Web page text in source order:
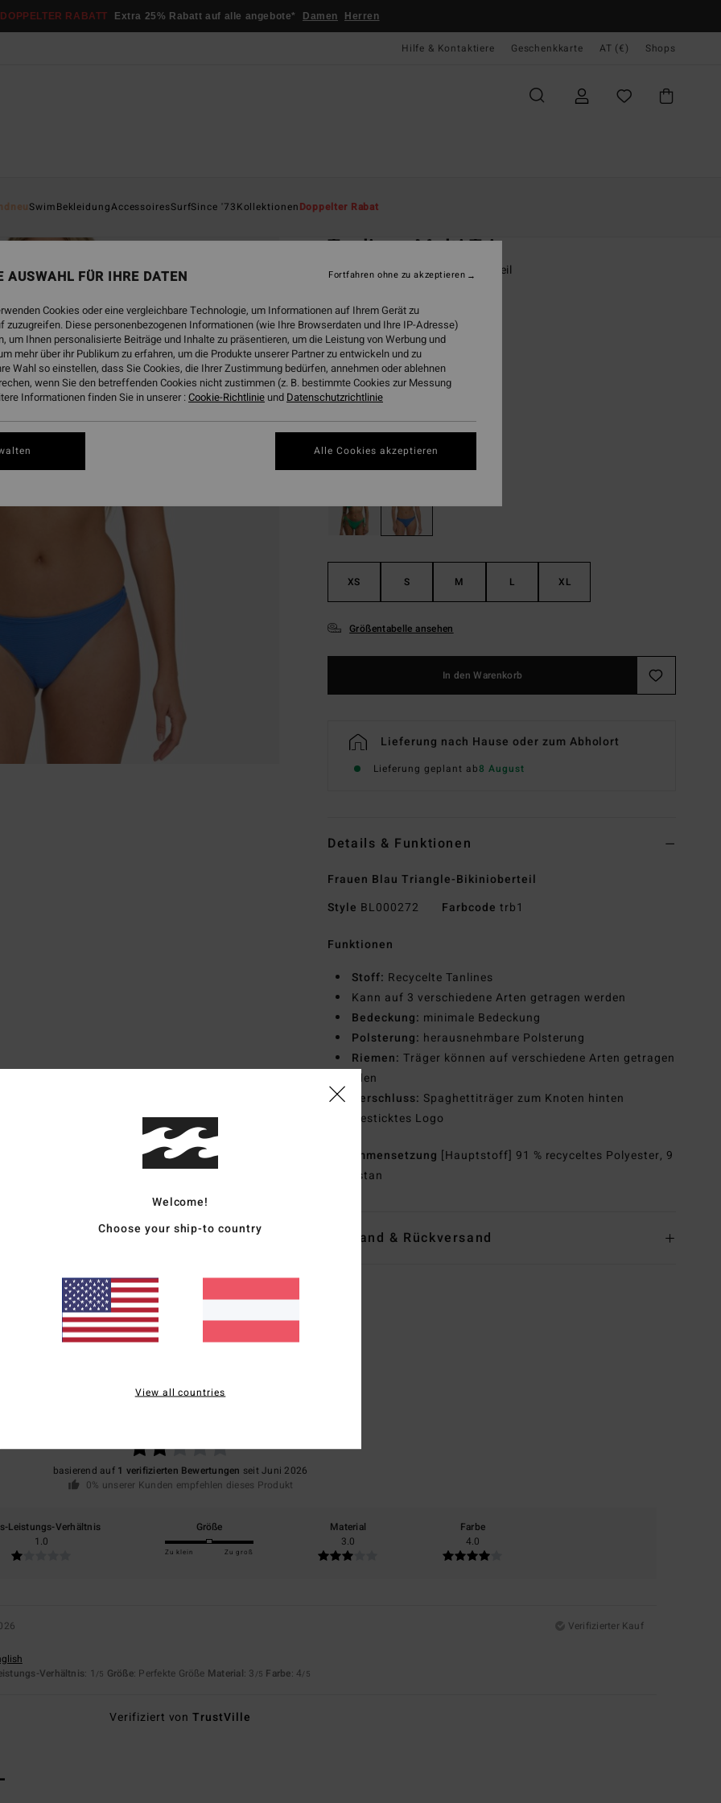
DOPPELTER RABATT Extra 25% Rabatt auf alle angebote* Damen Herren
Hilfe & Kontaktiere Geschenkkarte AT (€) Shops
SwimBekleidungAccessoiresSurfSince '73KollektionenDoppelter Rabat
Tanlines Multi Tri
Frauen Blau Triangle-Bikinioberteil
ECO-BONUS
€ 45,95
47%
€ 24,13
SALE
DOPPELTER RABATT EXTRA 25%
FarbeTrue Blue
XS S M L XL
Größentabelle ansehen
In den Warenkorb
Lieferung nach Hause oder zum Abholort
Lieferung geplant ab8 August
Details & Funktionen
Frauen Blau Triangle-Bikinioberteil
Style BL000272 Farbcode trb1
Funktionen
Stoff: Recycelte Tanlines
Kann auf 3 verschiedene Arten getragen werden
Bedeckung: minimale Bedeckung
Polsterung: herausnehmbare Polsterung
Riemen:Träger können auf verschiedene Arten getragen
werden
Verschluss: Spaghettiträger zum Knoten hinten
Gesticktes Logo
Zusammensetzung [Hauptstoff] 91 % recyceltes Polyester, 9
% Elastan
Versand & Rückversand
2.0
basierend auf 1 verifizierten Bewertungen seit Juni 2026
0% unserer Kunden empfehlen dieses Produkt
Leistungs-Verhältnis
1.0
Größe
Zu klein Zu groß
Material
3.0
Farbe
4.0
Verifizierter Kauf
Verhältnis: 1 /5 Größe: Perfekte Größe Material: 3 /5 Farbe: 4/5
Verifiziert vonTrustVille
Welcome!
Choose your ship-to country
View all countries
AUSWAHL FÜR IHRE DATEN
Cookies oder eine vergleichbare Technologie, um Informationen auf Ihrem Gerät zu
zuzugreifen. Diese personenbezogenen Informationen (wie Ihre Browserdaten und Ihre IP-Adresse)
um Ihnen personalisierte Beiträge und Inhalte zu präsentieren, um die Leistung von Werbung und
mehr über ihr Publikum zu erfahren, um die Produkte unserer Partner zu entwickeln und zu
Wahl so einstellen, dass Sie Cookies, die Ihrer Zustimmung bedürfen, annehmen oder ablehnen
wenn Sie den betreffenden Cookies nicht zustimmen (z. B. bestimmte Cookies zur Messung
Informationen finden Sie in unserer :Cookie-Richtlinie und Datenschutzrichtlinie
Fortfahren ohne zu akzeptieren
Alle Cookies akzeptieren